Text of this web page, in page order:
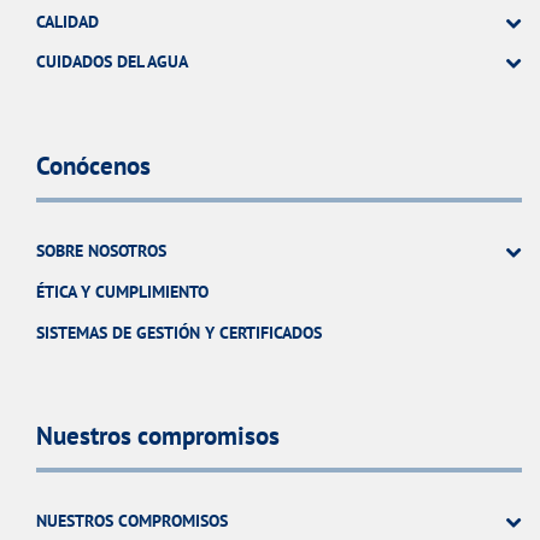
CALIDAD
CUIDADOS DEL AGUA
Conócenos
SOBRE NOSOTROS
ÉTICA Y CUMPLIMIENTO
SISTEMAS DE GESTIÓN Y CERTIFICADOS
Nuestros compromisos
NUESTROS COMPROMISOS